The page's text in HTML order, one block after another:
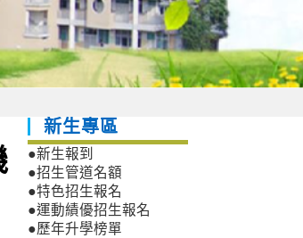
新生專區
●新生報到
●招生管道名額
●特色招生報名
●運動績優招生報名
●歷年升學榜單